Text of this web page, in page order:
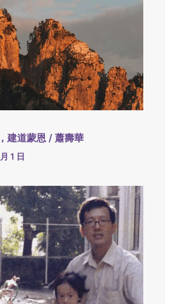
建道蒙恩 / 蕭壽華
1 日